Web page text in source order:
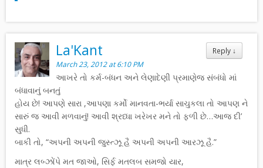
Reply ↓
La'Kant
March 23, 2012 at 6:10 PM
આખરે તો કર્મ-બંધન અને લેણાદેણી પ્રમાણેજ સંબંધો માં
બંધાવાનું બનતું
હોય છે! આપણે સારા ,આપણા કર્મો માનવતા-ભર્યા સાચુકલા તો આપણ ને
સારું જ આવી મળવાનું! આવી શ્રધ્ધા ખરેખર મને તો ફળી છે…આજ દી’
સુધી.
બાકી તો, “અપની અપની જુસ્ત્ઝૂ હૈ અપની અપની આરઝૂ હૈ.”
માત્ર લબ્ઝોંપે મત જાઓ, સિર્ફ મતલબ સમજો યાર,